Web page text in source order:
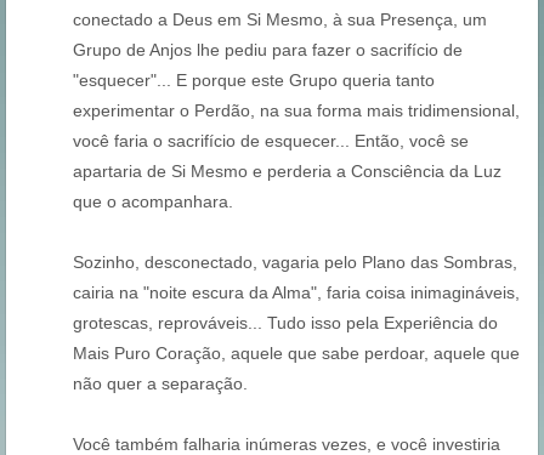
conectado a Deus em Si Mesmo, à sua Presença, um
Grupo de Anjos lhe pediu para fazer o sacrifício de
"esquecer"... E porque este Grupo queria tanto
experimentar o Perdão, na sua forma mais tridimensional,
você faria o sacrifício de esquecer... Então, você se
apartaria de Si Mesmo e perderia a Consciência da Luz
que o acompanhara.
Sozinho, desconectado, vagaria pelo Plano das Sombras,
cairia na "noite escura da Alma", faria coisa inimagináveis,
grotescas, reprováveis... Tudo isso pela Experiência do
Mais Puro Coração, aquele que sabe perdoar, aquele que
não quer a separação.
Você também falharia inúmeras vezes, e você investiria